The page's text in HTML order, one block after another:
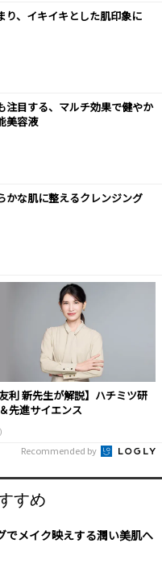
り、イキイキとした肌印象に
注目する、マルチ効果で健やか
美容液
かな肌に整えるクレンジング
友利 新先生が解説】ハチミツ研
先進サイエンス
Recommended by
すめ
でメイク映えする潤い美肌へ